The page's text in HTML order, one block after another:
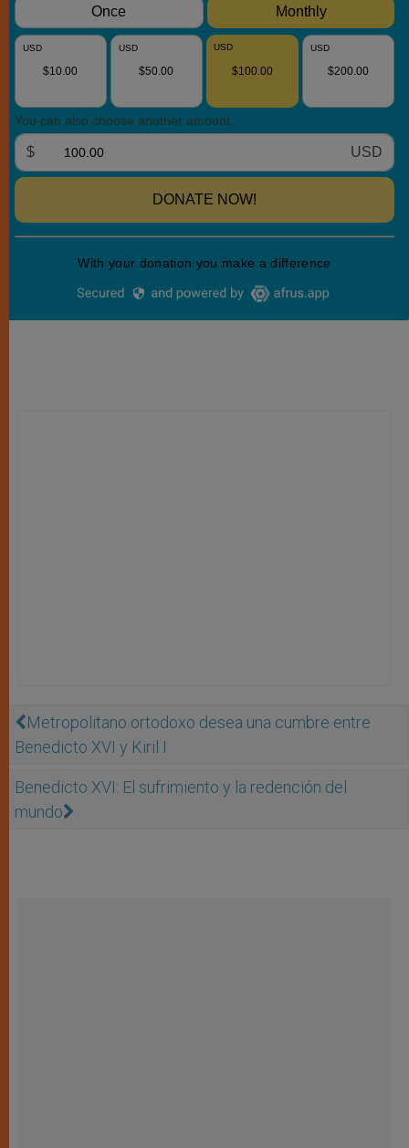
Metropolitano ortodoxo desea una cumbre entre
Benedicto XVI y Kiril I
Benedicto XVI: El sufrimiento y la redención del
mundo